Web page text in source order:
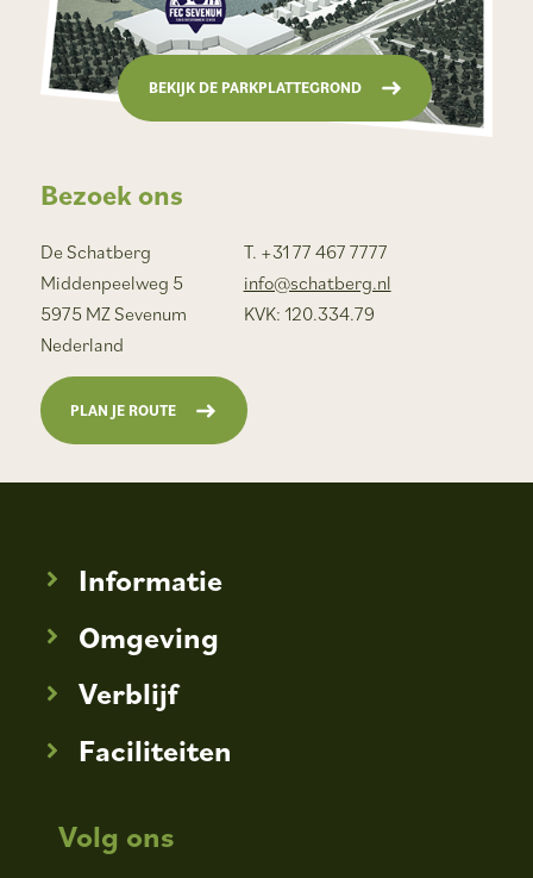
Informatie
Omgeving
Verblijf
Faciliteiten
Volg ons
Bezoek ons
De Schatberg
Middenpeelweg 5
5975 MZ Sevenum
Nederland
T. +31 77 467 7777
info@schatberg.nl
KVK: 120.334.79
PLAN JE ROUTE
BEKIJK DE PARKPLATTEGROND